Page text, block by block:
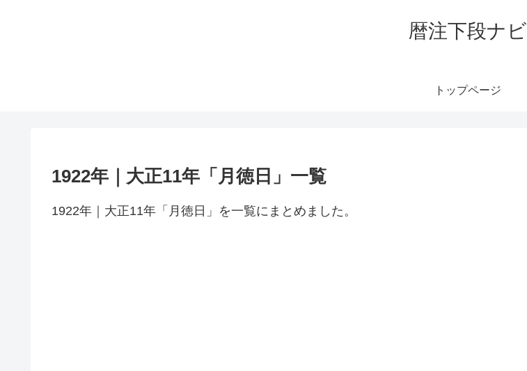
暦注下段ナビ
トップページ
1922年｜大正11年「月徳日」一覧
1922年｜大正11年「月徳日」を一覧にまとめました。